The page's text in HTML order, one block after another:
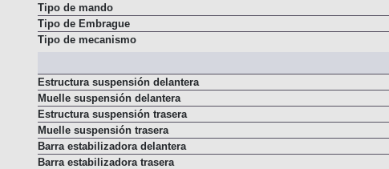
Tipo de mando
Tipo de Embrague
Tipo de mecanismo
Estructura suspensión delantera
Muelle suspensión delantera
Estructura suspensión trasera
Muelle suspensión trasera
Barra estabilizadora delantera
Barra estabilizadora trasera